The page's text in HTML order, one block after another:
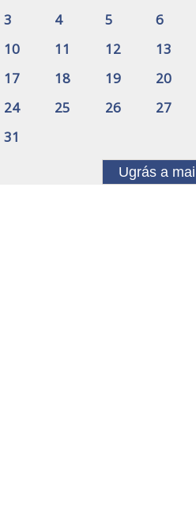
3
4 5 6
10
11 12 13
17
18 19 20
24
25 26 27
31
Ugrás a